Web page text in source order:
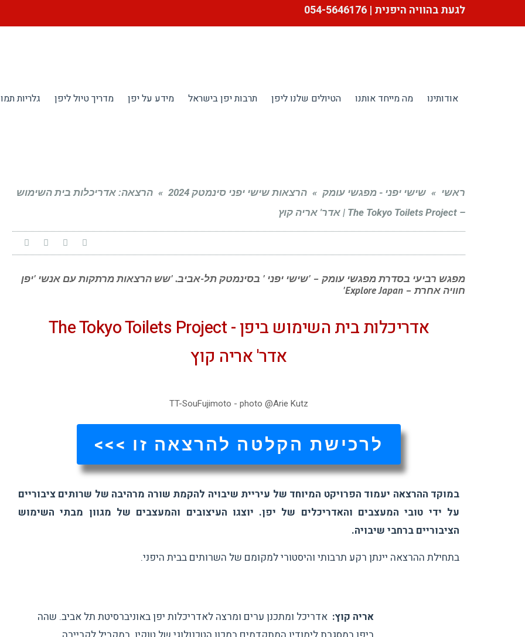
לגעת בהוויה היפנית | 054-5646176
אודותינו מה מייחד אותנו הטיולים שלנו ליפן תרבות יפן בישראל מידע על יפן מדריך טיול ליפן גלריות
ראשי » שישי יפני - מפגשי עומק » הרצאות שישי יפני סינמטק 2024 » הרצאה: אדריכלות בית השימוש
– The Tokyo Toilets Project | אדר' אריה קוץ
מפגש רביעי בסדרת מפגשי עומק – 'שישי יפני ' בסינמטק תל-אביב. 'שש הרצאות מרתקות עם אנשי 'יפן
חוויה אחרת – Explore Japan'
אדריכלות בית השימוש ביפן - The Tokyo Toilets Project
אדר' אריה קוץ
TT-SouFujimoto - photo @Arie Kutz
לרכישת הקלטה להרצאה זו >>>
במוקד ההרצאה יעמוד הפרויקט המיוחד של עיריית שיבויה להקמת שורה מרהיבה של שרותים ציבוריים
על ידי טובי המעצבים והאדריכלים של יפן. יוצגו העיצובים והמעצבים של מגוון מבתי השימוש
הציבוריים ברחבי שיבויה.
בתחילת ההרצאה יינתן רקע תרבותי והיסטורי למקומם של השרותים בבית היפני.
אריה קוץ: אדריכל ומתכנן ערים ומרצה לאדריכלות יפן באוניברסיטת תל אביב. שהה